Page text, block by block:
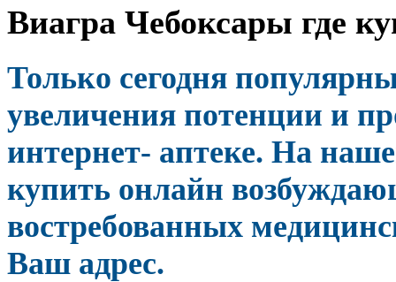
Виагра Чебоксары где
Только сегодня
увеличения потенции и
интернет- аптеке. На
купить онлайн
востребованных
Ваш адрес.